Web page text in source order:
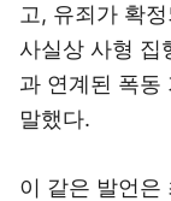
고, 유죄가 확
사실상 사형 집
과 연계된 폭동
말했다.
이 같은 발언은